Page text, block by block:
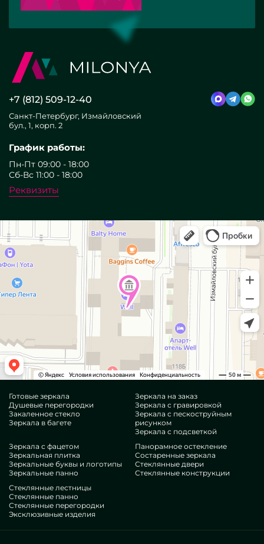
+7 (812) 509-12-40
Санкт-Петербург, Измайловский
бул., 1, корп. 2
График работы:
Пн-Пт 09:00 - 18:00
Сб-Вс 11:00 - 18:00
Реквизиты
Готовые зеркала
Душевые перегородки
Закаленное стекло
Зеркала в багете
Зеркала на заказ
Зеркала с гравировкой
Зеркала с пескоструйным
рисунком
Зеркала с подсветкой
Зеркала с фацетом
Зеркальная плитка
Зеркальные буквы и логотипы
Зеркальные панно
Панорамное остекление
Состаренные зеркала
Стеклянные двери
Стеклянные конструкции
Стеклянные лестницы
Стеклянные панно
Стеклянные перегородки
Эксклюзивные изделия